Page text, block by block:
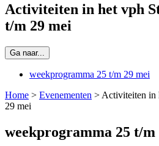
Activiteiten in het vph
t/m 29 mei
Ga naar...
weekprogramma 25 t/m 29 mei
Home > Evenementen > Activiteiten in
29 mei
weekprogramma 25 t/m